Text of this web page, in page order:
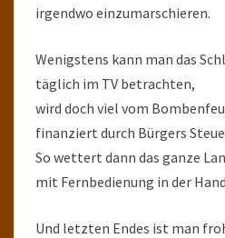
irgendwo einzumarschieren.
Wenigstens kann man das
täglich im TV betrachten,
wird doch viel vom
finanziert durch Bürgers
So wettert dann das ganze
mit Fernbedienung in der
Und letzten Endes ist man